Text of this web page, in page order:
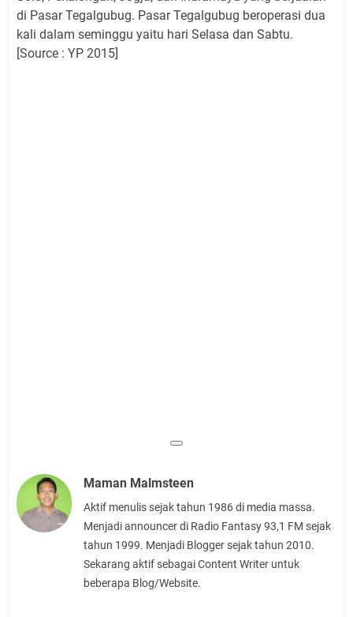
di Pasar Tegalgubug. Pasar Tegalgubug beroperasi dua
kali dalam seminggu yaitu hari Selasa dan Sabtu.
[Source : YP 2015]
Maman Malmsteen
Aktif menulis sejak tahun 1986 di media massa.
Menjadi announcer di Radio Fantasy 93,1 FM sejak
tahun 1999. Menjadi Blogger sejak tahun 2010.
Sekarang aktif sebagai Content Writer untuk
beberapa Blog/Website.